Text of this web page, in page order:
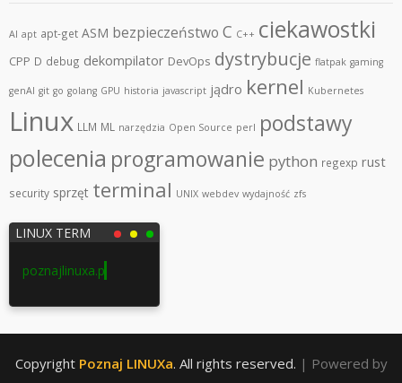
AI apt apt-get ASM bezpieczeństwo C C++ ciekawostki
CPP D debug dekompilator DevOps dystrybucje flatpak gaming
genAI git go golang GPU historia javascript jądro kernel Kubernetes
Linux LLM ML narzędzia Open Source perl podstawy
polecenia programowanie python regexp rust
security sprzęt terminal UNIX webdev wydajność zfs
LINUX TERM
poznajlinuxa.pl
Copyright Poznaj LINUXa. All rights reserved. | Powered by